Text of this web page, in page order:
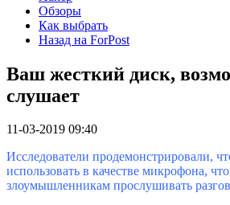
Обзоры
Как выбрать
Назад на ForPost
Ваш жесткий диск,
слушает
11-03-2019 09:40
Исследователи продемонстрировали,
использовать в качестве микрофона,
злоумышленникам прослушивать